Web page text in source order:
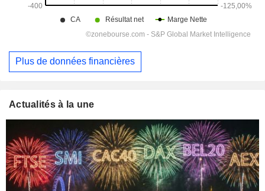
Plus de données financières
Actualités à la une